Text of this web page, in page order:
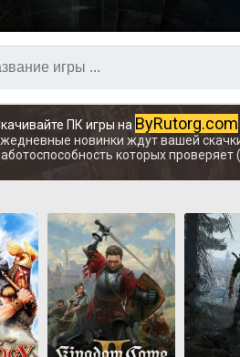
ПК игры на ByRutorg.com
новинки ждут вашей
которых